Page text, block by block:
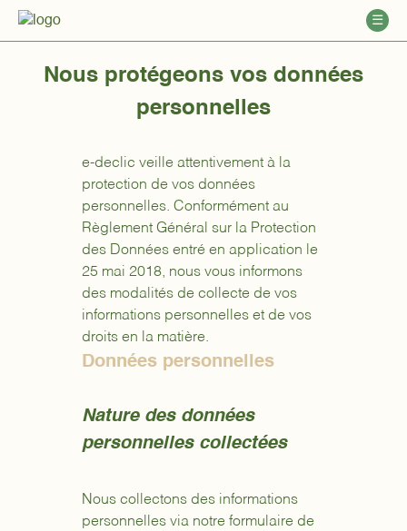
☰
Nous protégeons vos données
personnelles
e-declic veille attentivement à la
protection de vos données
personnelles. Conformément au
Règlement Général sur la Protection
des Données entré en application le
25 mai 2018, nous vous informons
des modalités de collecte de vos
informations personnelles et de vos
droits en la matière.
Données personnelles
Nature des données
personnelles collectées
Nous collectons des informations
personnelles via notre formulaire de